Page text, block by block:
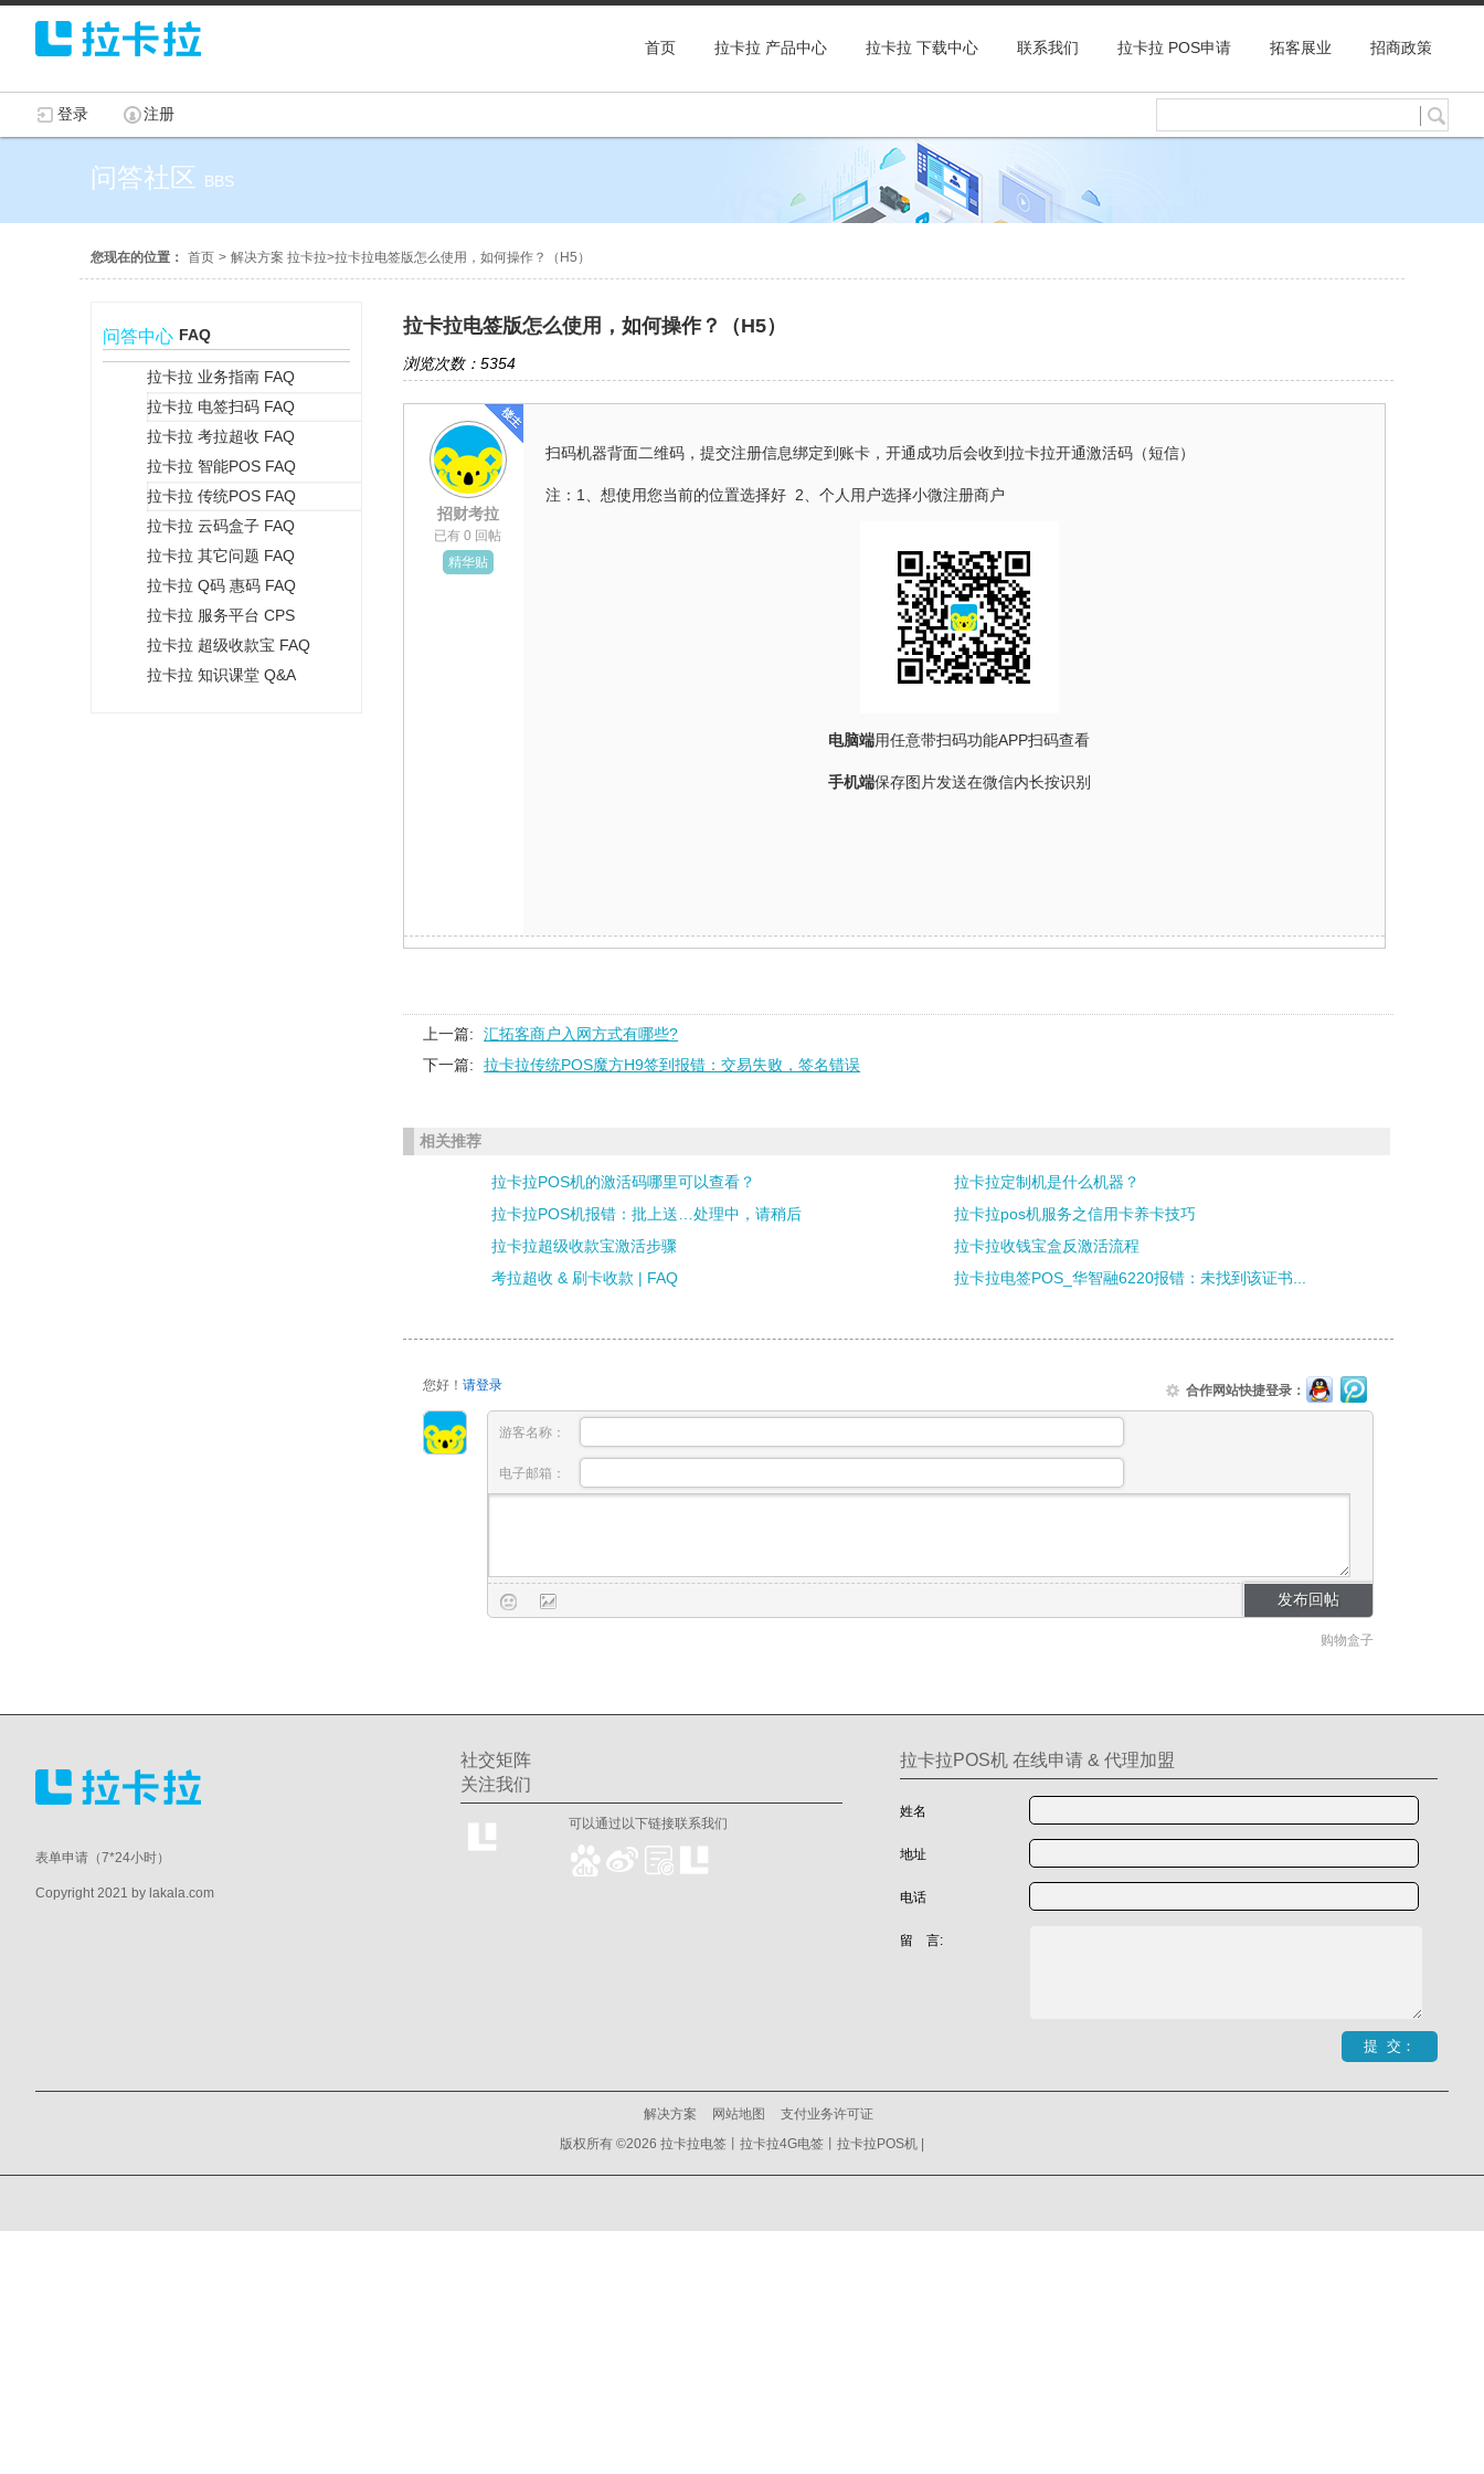
首页 拉卡拉 产品中心 拉卡拉 下载中心 联系我们 拉卡拉 POS申请 拓客展业 招商政策
登录 注册
问答社区 BBS
您现在的位置： 首页 > 解决方案 拉卡拉>拉卡拉电签版怎么使用，如何操作？（H5）
问答中心 FAQ
拉卡拉 业务指南 FAQ
拉卡拉 电签扫码 FAQ
拉卡拉 考拉超收 FAQ
拉卡拉 智能POS FAQ
拉卡拉 传统POS FAQ
拉卡拉 云码盒子 FAQ
拉卡拉 其它问题 FAQ
拉卡拉 Q码 惠码 FAQ
拉卡拉 服务平台 CPS
拉卡拉 超级收款宝 FAQ
拉卡拉 知识课堂 Q&A
拉卡拉电签版怎么使用，如何操作？（H5）
浏览次数：5354
招财考拉
已有 0 回帖
精华贴
扫码机器背面二维码，提交注册信息绑定到账卡，开通成功后会收到拉卡拉开通激活码（短信）
注：1、想使用您当前的位置选择好 2、个人用户选择小微注册商户
电脑端用任意带扫码功能APP扫码查看
手机端保存图片发送在微信内长按识别
上一篇:
汇拓客商户入网方式有哪些?
下一篇:
拉卡拉传统POS魔方H9签到报错：交易失败，签名错误
相关推荐
拉卡拉POS机的激活码哪里可以查看？
拉卡拉定制机是什么机器？
拉卡拉POS机报错：批上送…处理中，请稍后
拉卡拉pos机服务之信用卡养卡技巧
拉卡拉超级收款宝激活步骤
拉卡拉收钱宝盒反激活流程
考拉超收 & 刷卡收款 | FAQ
拉卡拉电签POS_华智融6220报错：未找到该证书...
您好！请登录 合作网站快捷登录：
游客名称：
电子邮箱：
购物盒子
表单申请（7*24小时）
Copyright 2021 by lakala.com
社交矩阵
关注我们
可以通过以下链接联系我们
拉卡拉POS机 在线申请 & 代理加盟
姓名
地址
电话
留 言:
解决方案 网站地图
支付业务许可证
版权所有 ©2026 拉卡拉电签丨拉卡拉4G电签丨拉卡拉POS机 |